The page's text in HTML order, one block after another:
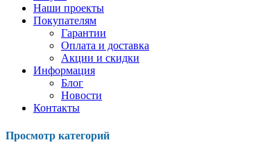
Наши проекты
Покупателям
Гарантии
Оплата и доставка
Акции и скидки
Информация
Блог
Новости
Контакты
Просмотр категорий